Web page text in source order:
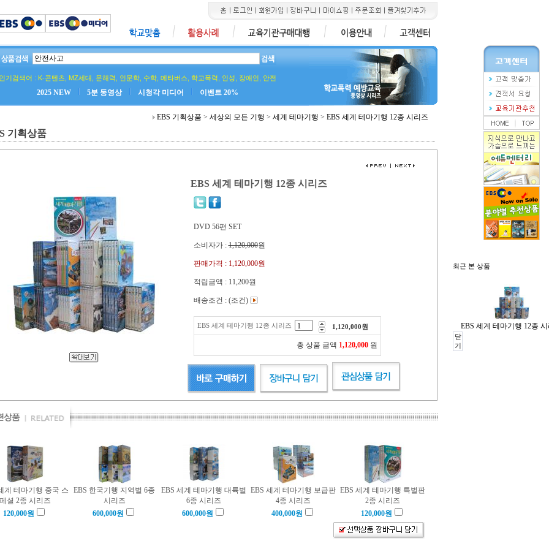
기검색어 : K-콘텐츠 MZ세대 문해력 인문학, 수학, 메타버스 학교폭력 인성 장애인 안전
2025 NEW 5분 동영상 시청각 미디어 이벤트 20%
EBS 기획상품 > 세상의 모든 기행 > 세계 테마기행 > EBS 세계 테마기행 12종 시리즈
기획상품
EBS 세계 테마기행 12종 시리즈
DVD 56편 SET
소비자가 :1,120,000원
판매가격 : 1,120,000원
적립금액 : 11,200원
배송조건 : (조건)
EBS 세계 테마기행 12종 시리즈 1,120,000원
총 상품 금액 1,120,000 원
계 테마기행 중국 스
셜 2종 시리즈
EBS 한국기행 지역별 6종
시리즈
EBS 세계 테마기행 대륙별
6종 시리즈
EBS 세계 테마기행 보급판
4종 시리즈
EBS 세계 테마기행 특별판
2종 시리즈
120,000원 600,000원 600,000원 400,000원 120,000원
최근 본 상품
EBS 세계 테마기행 12종
닫
기